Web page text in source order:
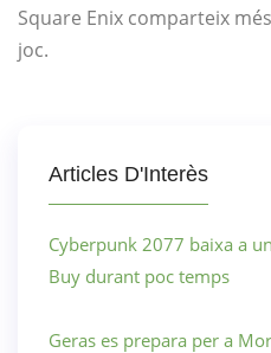
Square Enix comparteix
joc.
Articles D'Interès
Cyberpunk 2077 baixa a
Buy durant poc temps
Geras es prepara per a